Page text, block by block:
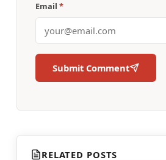
Email *
Submit Comment
RELATED POSTS